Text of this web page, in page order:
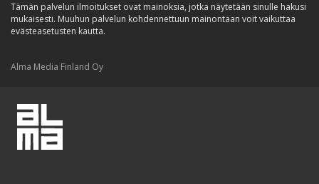
Tämän palvelun ilmoitukset ovat mainoksia, jotka näytetään sinulle hakusi
mukaisesti. Muuhun palvelun kohdennettuun mainontaan voit vaikuttaa
evästeasetusten kautta.
Alma Media Finland Oy